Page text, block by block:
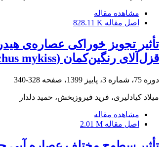
مشاهده مقاله
اصل مقاله 828.11 K
قزل‌‌‌‌آلای رنگین‌کمان (Oncorhynchus mykiss)
دوره 75، شماره 3، پاییز 1399، صفحه 328-340
میلاد کیادلیری، فرید فیروزبخش، حمید دلدار
مشاهده مقاله
اصل مقاله 2.01 M